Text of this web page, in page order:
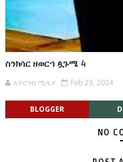
ስንክሳር ዘወርኀ ጷጉሜ 4
አትሮንስ ሚዲያ Feb 23, 2024
BLOGGER
NO